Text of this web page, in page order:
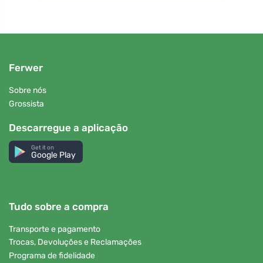
Ferwer
Sobre nós
Grossista
Descarregue a aplicação
Get it on
Google Play
Tudo sobre a compra
Transporte e pagamento
Trocas, Devoluções e Reclamações
Programa de fidelidade